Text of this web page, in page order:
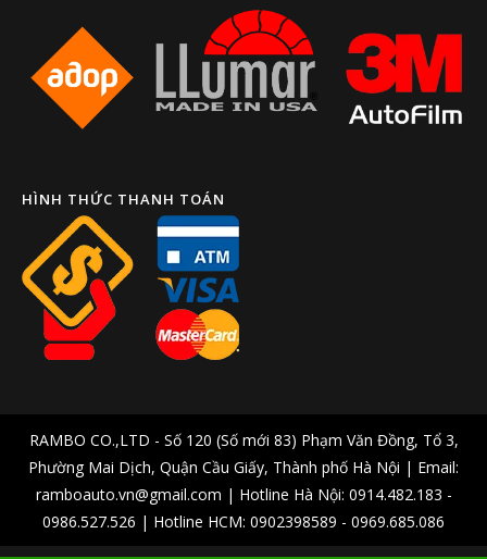
HÌNH THỨC THANH TOÁN
RAMBO CO.,LTD - Số 120 (Số mới 83) Phạm Văn Đồng, Tổ 3,
Phường Mai Dịch, Quận Cầu Giấy, Thành phố Hà Nội | Email:
ramboauto.vn@gmail.com | Hotline Hà Nội: 0914.482.183 -
0986.527.526 | Hotline HCM: 0902398589 - 0969.685.086